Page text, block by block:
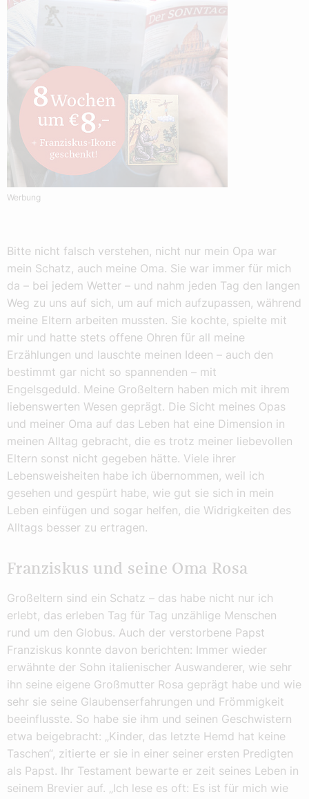
Werbung
Bitte nicht falsch verstehen, nicht nur mein Opa war
mein Schatz, auch meine Oma. Sie war immer für mich
da – bei jedem Wetter – und nahm jeden Tag den langen
Weg zu uns auf sich, um auf mich aufzupassen, während
meine Eltern arbeiten mussten. Sie kochte, spielte mit
mir und hatte stets offene Ohren für all meine
Erzählungen und lauschte meinen Ideen – auch den
bestimmt gar nicht so spannenden – mit
Engelsgeduld. Meine Großeltern haben mich mit ihrem
liebenswerten Wesen geprägt. Die Sicht meines Opas
und meiner Oma auf das Leben hat eine Dimension in
meinen Alltag gebracht, die es trotz meiner liebevollen
Eltern sonst nicht gegeben hätte. Viele ihrer
Lebensweisheiten habe ich übernommen, weil ich
gesehen und gespürt habe, wie gut sie sich in mein
Leben einfügen und sogar helfen, die Widrigkeiten des
Alltags besser zu ertragen.
Franziskus und seine Oma Rosa
Großeltern sind ein Schatz – das habe nicht nur ich
erlebt, das erleben Tag für Tag unzählige Menschen
rund um den Globus. Auch der verstorbene Papst
Franziskus konnte davon berichten: Immer wieder
erwähnte der Sohn italienischer Auswanderer, wie sehr
ihn seine eigene Großmutter Rosa geprägt habe und wie
sehr sie seine Glaubenserfahrungen und Frömmigkeit
beeinflusste. So habe sie ihm und seinen Geschwistern
etwa beigebracht: „Kinder, das letzte Hemd hat keine
Taschen“, zitierte er sie in einer seiner ersten Predigten
als Papst. Ihr Testament bewarte er zeit seines Leben in
seinem Brevier auf. „Ich lese es oft: Es ist für mich wie